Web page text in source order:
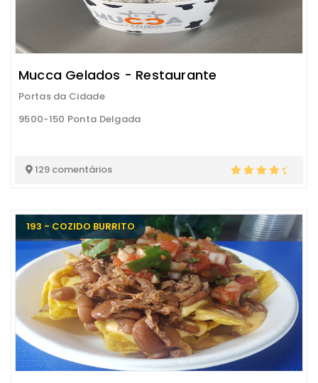
Mucca Gelados - Restaurante
Portas da Cidade
9500-150 Ponta Delgada
129 comentários
193 - COZIDO BURRITO